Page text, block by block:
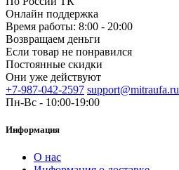
Онлайн поддержка
Время работы: 8:00 - 20:00
Возвращаем деньги
Если товар не понравился
Постоянные скидки
Они уже действуют
+7-987-042-2597 support@mitraufa.ru
Пн-Вс - 10:00-19:00
Информация
О нас